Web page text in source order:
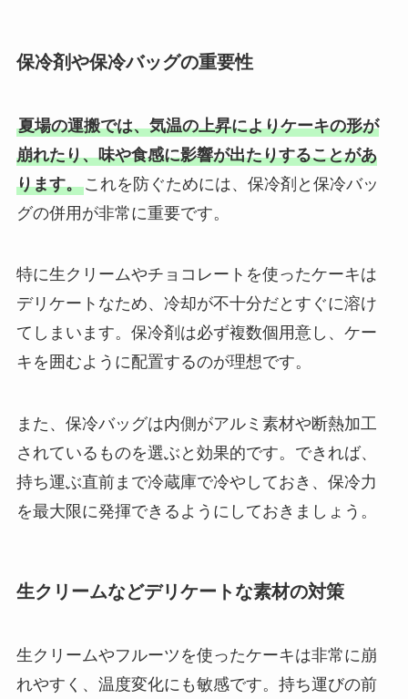
保冷剤や保冷バッグの重要性
夏場の運搬では、気温の上昇によりケーキの形が
崩れたり、味や食感に影響が出たりすることがあ
ります。これを防ぐためには、保冷剤と保冷バッ
グの併用が非常に重要です。
特に生クリームやチョコレートを使ったケーキは
デリケートなため、冷却が不十分だとすぐに溶け
てしまいます。保冷剤は必ず複数個用意し、ケー
キを囲むように配置するのが理想です。
また、保冷バッグは内側がアルミ素材や断熱加工
されているものを選ぶと効果的です。できれば、
持ち運ぶ直前まで冷蔵庫で冷やしておき、保冷力
を最大限に発揮できるようにしておきましょう。
生クリームなどデリケートな素材の対策
生クリームやフルーツを使ったケーキは非常に崩
れやすく、温度変化にも敏感です。持ち運びの前